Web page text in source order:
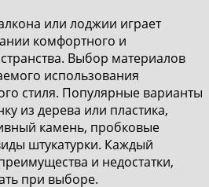
или лоджии играет
комфортного и
Выбор материалов
использования
стиля. Популярные варианты
из дерева или пластика,
камень, пробковые
штукатурки. Каждый
и недостатки,
при выборе.